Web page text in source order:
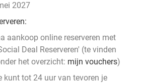
2027
aankoop online reserveren met
Deal Reserveren' (te vinden
het overzicht: mijn vouchers)
kunt tot 24 uur van tevoren je